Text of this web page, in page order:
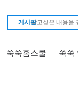
게시판
쑥쑥홈스쿨 쑥쑥